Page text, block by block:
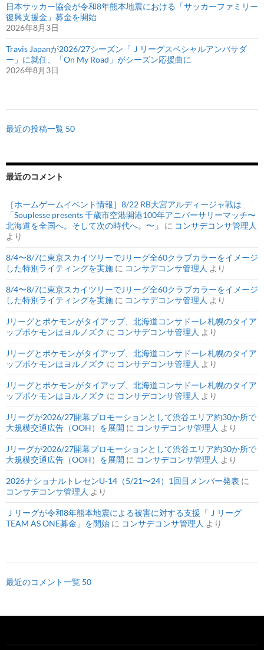
日本サッカー協会が令和8年熊本地震における「サッカーファミリー
復興支援金」募金を開始
2026年8月3日
Travis Japanが2026/27シーズン「Ｊリーグスペシャルアンバサダ
ー」に就任、「On My Road」がシーズン応援曲に
2026年8月3日
最近の投稿一覧 50
最近のコメント
［ホームゲームイベント情報］8/22 RB大宮アルディージャ戦は
「Souplesse presents 千歳市空港開港100年アニバーサリーマッチ〜
北海道を全国へ。そして次の時代へ。〜」
に コンサデコンサ管理人
より
8/4〜8/7に東京スカイツリーでJリーグ全60クラブカラーをイメージ
した特別ライティングを実施 に コンサデコンサ管理人 より
8/4〜8/7に東京スカイツリーでJリーグ全60クラブカラーをイメージ
した特別ライティングを実施 に コンサデコンサ管理人 より
Jリーグとポケモンがタイアップ、北海道コンサドーレ札幌のタイア
ップポケモンはヨルノズク に コンサデコンサ管理人 より
Jリーグとポケモンがタイアップ、北海道コンサドーレ札幌のタイア
ップポケモンはヨルノズク に コンサデコンサ管理人 より
Jリーグとポケモンがタイアップ、北海道コンサドーレ札幌のタイア
ップポケモンはヨルノズク に コンサデコンサ管理人 より
Jリーグが2026/27開幕プロモーションとして渋谷エリア約30か所で
大規模交通広告（OOH）を展開 に コンサデコンサ管理人 より
Jリーグが2026/27開幕プロモーションとして渋谷エリア約30か所で
大規模交通広告（OOH）を展開 に コンサデコンサ管理人 より
2026ナショナルトレセンU-14（5/21〜24）1回目メンバー発表 に
コンサデコンサ管理人 より
Ｊリーグが令和8年熊本地震による被害に対する支援「Ｊリーグ
TEAM AS ONE募金」を開始 に コンサデコンサ管理人 より
最近のコメント一覧 50